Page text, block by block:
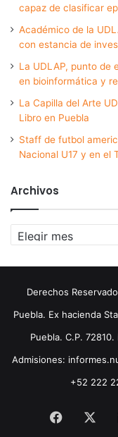
capaz de clasificar
Académico de la
con estancia de
La UDLAP, punto de
en bioinformática y
La Capilla del Arte
Libro en Puebla
Staff de futbol
Nacional U17 y en el
Archivos
Archivos
Derechos
Puebla. Ex hacienda
Puebla. C.P.
Admisiones:
+52 222